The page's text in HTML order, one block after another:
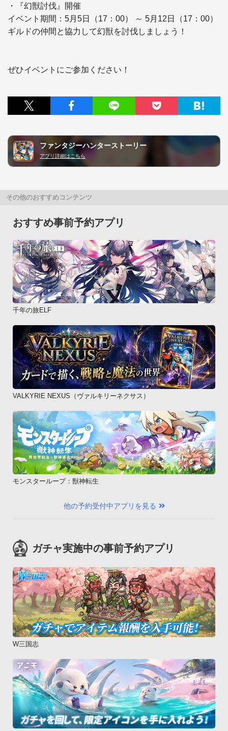
・『幻獣討伐』開催
イベント期間：5月5日（17：00） ～ 5月12日（17：00）
ギルドの仲間と協力して幻獣を討伐しましょう！
ぜひイベントにご参加ください！
ファンタジーハンターストーリー
アプリ詳細はこちら
その他のおすすめコンテンツ
おすすめ事前予約アプリ
千年の旅ELF
VALKYRIE NEXUS（ヴァルキリーネクサス）
モンスターループ：獣神転生
他の予約受付中アプリを見る
ガチャ実施中の事前予約アプリ
W三国志